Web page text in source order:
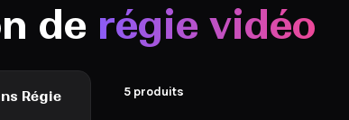
de régie vidéo
Régie
5 produits